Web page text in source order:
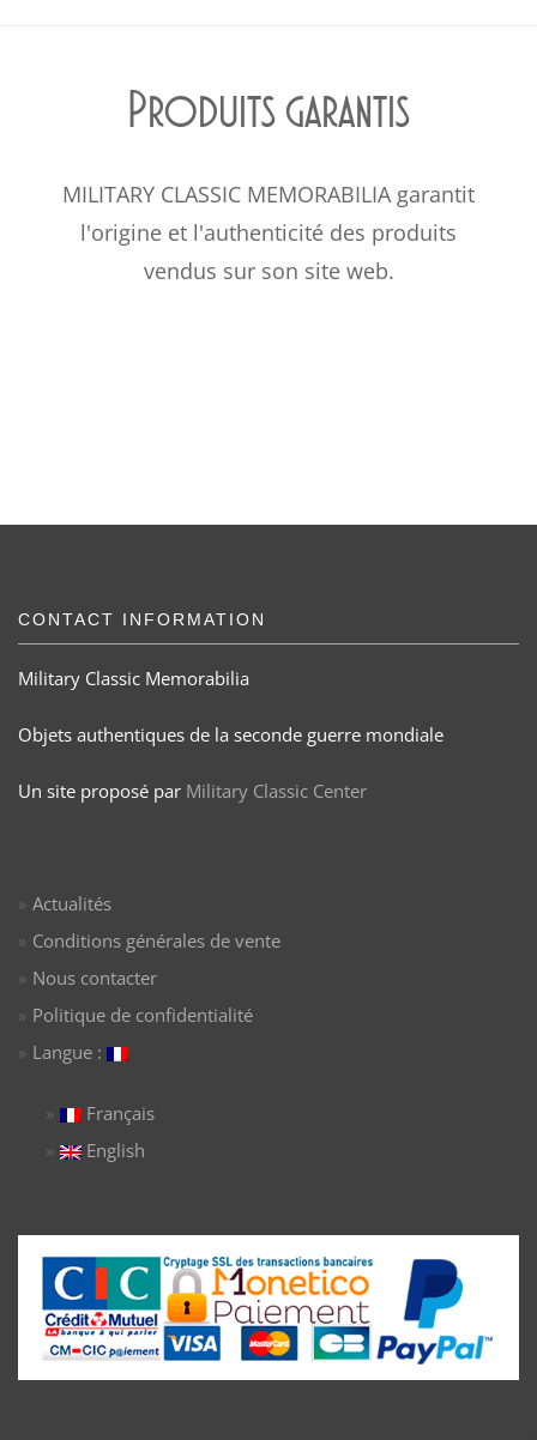
Produits garantis
MILITARY CLASSIC MEMORABILIA garantit
l'origine et l'authenticité des produits
vendus sur son site web.
CONTACT INFORMATION
Military Classic Memorabilia
Objets authentiques de la seconde guerre mondiale
Un site proposé par Military Classic Center
Actualités
Conditions générales de vente
Nous contacter
Politique de confidentialité
Langue :
Français
English